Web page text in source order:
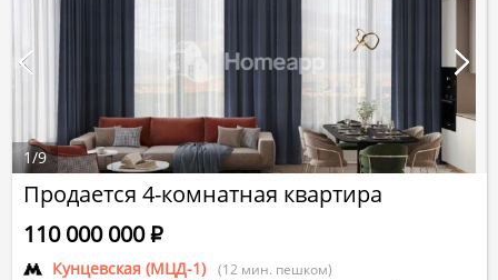
Продается 4-комнатная квартира
Кунцевская (МЦД-1) (12 мин. пешком)
110 000 000Р
1/9